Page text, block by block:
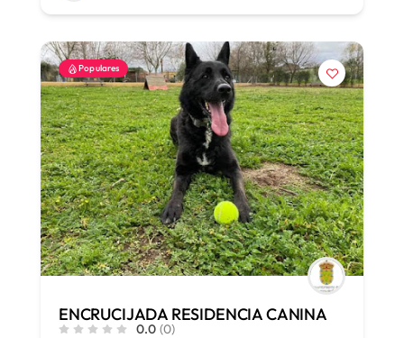
Populares
ENCRUCIJADA RESIDENCIA CANINA
0.0 (0)